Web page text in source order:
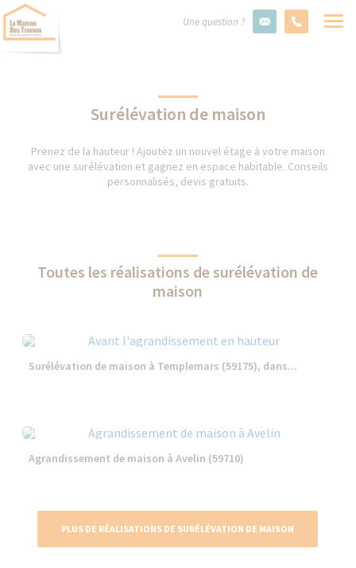
Une question ?
Surélévation de maison
Prenez de la hauteur ! Ajoutez un nouvel étage à votre maison
avec une surélévation et gagnez en espace habitable. Conseils
personnalisés, devis gratuits.
Toutes les réalisations de surélévation de
maison
Surélévation de maison à Templemars (59175), dans...
Agrandissement de maison à Avelin (59710)
PLUS DE RÉALISATIONS DE SURÉLÉVATION DE MAISON